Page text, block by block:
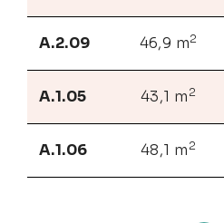
A.2.09 46,9 m2
A.1.05 43,1 m 2
A.1.06 48,1 m 2